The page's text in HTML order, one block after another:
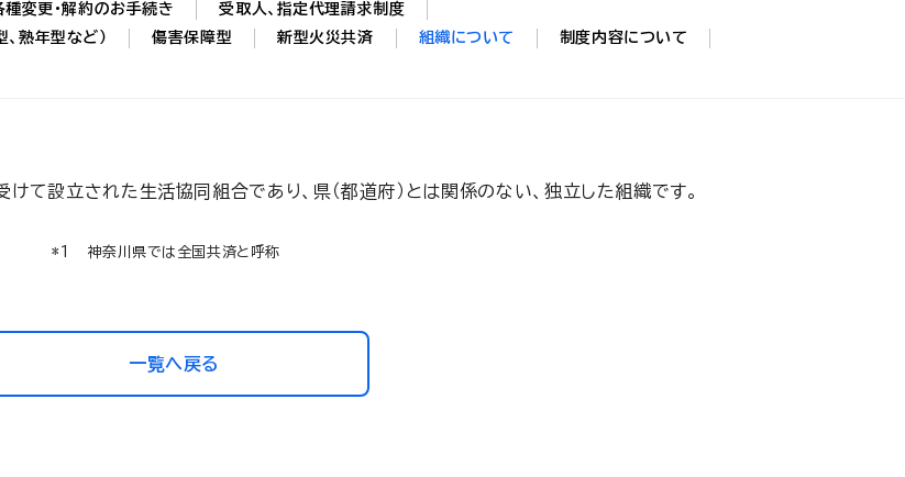
種変更・解約のお手続き
受取人、指定代理請求制度
熟年型など）
傷害保障型 新型火災共済 組織について
制度内容について
けて設立された生活協同組合であり、県（都道府）とは関係のない、独立した組織です。
神奈川県では全国共済と呼称
一覧へ戻る